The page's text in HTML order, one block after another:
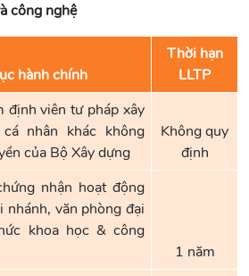
công nghệ
hành chính
Thời hạn
LLTP
định viên tư pháp xây
nhân khác không
của Bộ Xây dựng
Không quy
định
nhận hoạt động
nhánh, văn phòng đại
khoa học & công
1 năm